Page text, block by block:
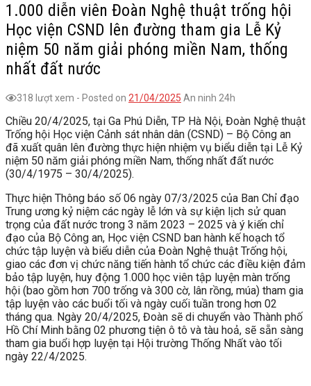
1.000 diễn viên Đoàn Nghệ thuật trống hội
Học viện CSND lên đường tham gia Lễ Kỷ
niệm 50 năm giải phóng miền Nam, thống
nhất đất nước
318 lượt xem - Posted on 21/04/2025 An ninh 24h
Chiều 20/4/2025, tại Ga Phú Diễn, TP Hà Nội, Đoàn Nghệ thuật
Trống hội Học viện Cảnh sát nhân dân (CSND) – Bộ Công an
đã xuất quân lên đường thực hiện nhiệm vụ biểu diễn tại Lễ Kỷ
niệm 50 năm giải phóng miền Nam, thống nhất đất nước
(30/4/1975 – 30/4/2025).
Thực hiện Thông báo số 06 ngày 07/3/2025 của Ban Chỉ đạo
Trung ương kỷ niệm các ngày lễ lớn và sự kiện lịch sử quan
trọng của đất nước trong 3 năm 2023 – 2025 và ý kiến chỉ
đạo của Bộ Công an, Học viện CSND ban hành kế hoạch tổ
chức tập luyện và biểu diễn của Đoàn Nghệ thuật Trống hội,
giao các đơn vị chức năng tiến hành tổ chức các điều kiện đảm
bảo tập luyện, huy động 1.000 học viên tập luyện màn trống
hội (bao gồm hơn 700 trống và 300 cờ, lân rồng, múa) tham gia
tập luyện vào các buổi tối và ngày cuối tuần trong hơn 02
tháng qua. Ngày 20/4/2025, Đoàn sẽ di chuyển vào Thành phố
Hồ Chí Minh bằng 02 phương tiện ô tô và tàu hoả, sẽ sẵn sàng
tham gia buổi hợp luyện tại Hội trường Thống Nhất vào tối
ngày 22/4/2025.